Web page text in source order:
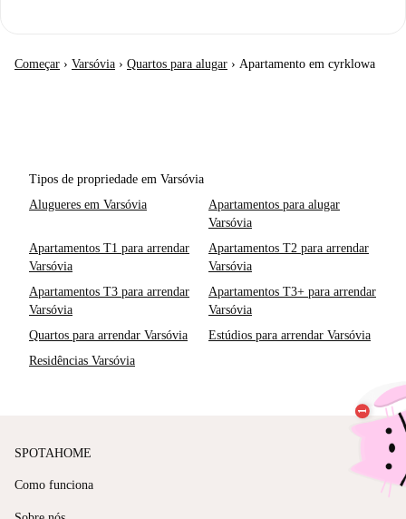
Começar › Varsóvia › Quartos para alugar › Apartamento em cyrklowa
Tipos de propriedade em Varsóvia
Alugueres em Varsóvia
Apartamentos para alugar
Varsóvia
Apartamentos T1 para arrendar
Varsóvia
Apartamentos T2 para arrendar
Varsóvia
Apartamentos T3 para arrendar
Varsóvia
Apartamentos T3+ para arrendar
Varsóvia
Quartos para arrendar Varsóvia
Estúdios para arrendar Varsóvia
Residências Varsóvia
SPOTAHOME
Como funciona